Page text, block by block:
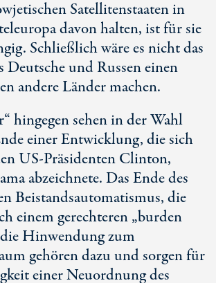
Satellitenstaaten in
davon halten, ist für sie
Schließlich wäre es nicht das
Deutsche und Russen einen
andere Länder machen.
hingegen sehen in der Wahl
einer Entwicklung, die sich
US-Präsidenten Clinton,
abzeichnete. Das Ende des
Beistandsautomatismus, die
einem gerechteren „burden
Hinwendung zum
gehören dazu und sorgen für
einer Neuordnung des